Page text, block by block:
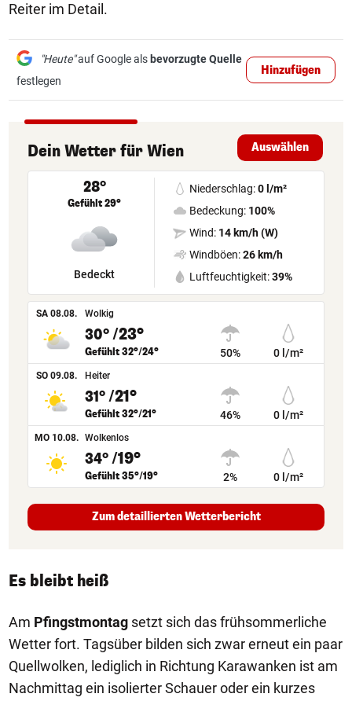
Reiter im Detail.
"Heute"auf Google als bevorzugte Quelle
festlegen
Hinzufügen
Dein WetterfürWien Auswählen
28°
Gefühlt 29°
Bedeckt
Niederschlag:0 l/m²
Bedeckung: 100%
Wind: 14 km/h (W)
Windböen:26 km/h
Luftfeuchtigkeit:39%
SA 08.08. Wolkig
30°/23°
Gefühlt 32°/24° 50% 0 l/m²
SO 09.08. Heiter
31°/21°
Gefühlt 32°/21° 46% 0 l/m²
MO 10.08. Wolkenlos
34°/19°
Gefühlt 35°/19° 2% 0 l/m²
Zum detaillierten Wetterbericht
Es bleibt heiß
Am Pfingstmontag setzt sich das frühsommerliche
Wetter fort. Tagsüber bilden sich zwar erneut ein paar
Quellwolken, lediglich in Richtung Karawanken ist am
Nachmittag ein isolierter Schauer oder ein kurzes